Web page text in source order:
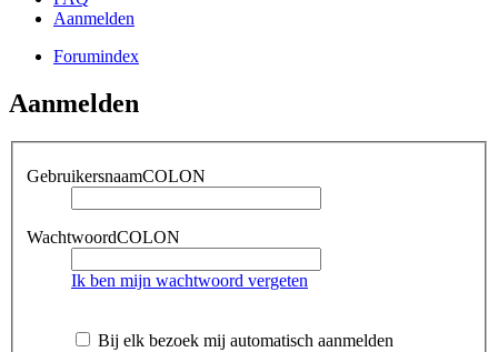
Aanmelden
Forumindex
Aanmelden
GebruikersnaamCOLON
WachtwoordCOLON
Ik ben mijn wachtwoord vergeten
Bij elk bezoek mij automatisch aanmelden